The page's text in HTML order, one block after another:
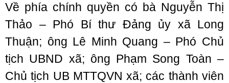
Về phía chính quyền có bà Nguyễn Thị
Thảo – Phó Bí thư Đảng ủy xã Long
Thuận; ông Lê Minh Quang – Phó Chủ
tịch UBND xã; ông Phạm Song Toàn –
Chủ tịch UB MTTQVN xã; các thành viên